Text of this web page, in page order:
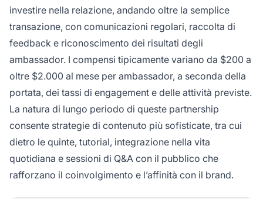
investire nella relazione, andando oltre la semplice
transazione, con comunicazioni regolari, raccolta di
feedback e riconoscimento dei risultati degli
ambassador. I compensi tipicamente variano da $200 a
oltre $2.000 al mese per ambassador, a seconda della
portata, dei tassi di engagement e delle attività previste.
La natura di lungo periodo di queste partnership
consente strategie di contenuto più sofisticate, tra cui
dietro le quinte, tutorial, integrazione nella vita
quotidiana e sessioni di Q&A con il pubblico che
rafforzano il coinvolgimento e l’affinità con il brand.